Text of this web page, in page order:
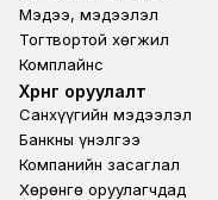
Мэдээ, мэдээлэл
Тогтвортой хөгжил
Комплайнс
Footer third
Хөрөнгө оруулалт
Санхүүгийн мэдээлэл
Банкны үнэлгээ
Компанийн засаглал
Хөрөнгө оруулагчдад